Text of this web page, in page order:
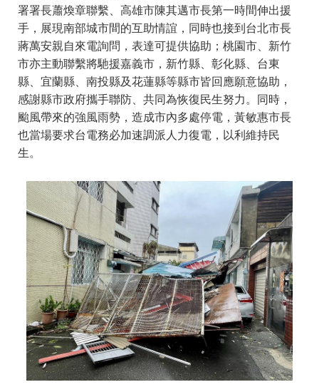
署署長蕭煥章聯繫、高雄市陳其邁市長第一時間伸出援
手，展現南部城市間的互助情誼，同時也接到台北市長
蔣萬安親自來電詢問，表達可提供協助；桃園市、新竹
市亦主動聯繫將馳援嘉義市，新竹縣、彰化縣、台東
縣、宜蘭縣、南投縣及花蓮縣等縣市皆回應願意協助，
感謝縣市政府攜手聯防、共同為恢復民生努力。同時，
颱風帶來的強風雨勢，造成市內多處停電，黃敏惠市長
也當場要求台電務必加速調派人力復電，以利維持民
生。